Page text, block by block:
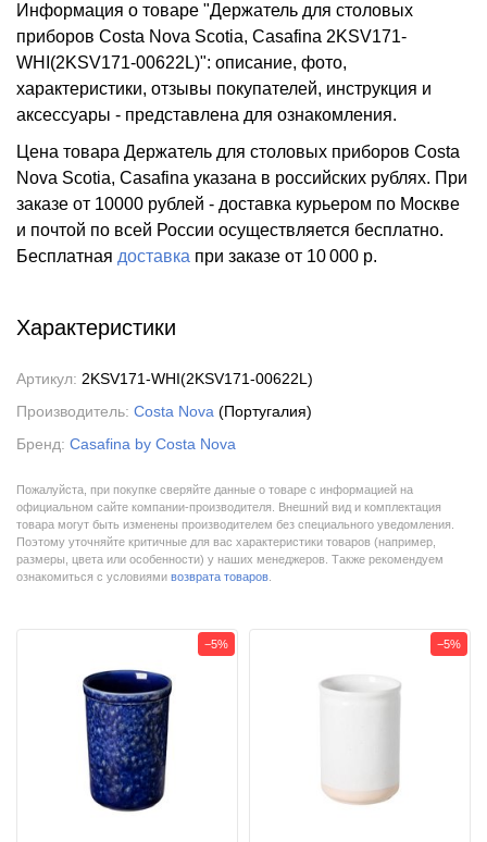
Информация о товаре "Держатель для столовых
приборов Costa Nova Scotia, Casafina 2KSV171-
WHI(2KSV171-00622L)": описание, фото,
характеристики, отзывы покупателей, инструкция и
аксессуары - представлена для ознакомления.
Цена товара Держатель для столовых приборов Costa
Nova Scotia, Casafina указана в российских рублях. При
заказе от 10000 рублей - доставка курьером по Москве
и почтой по всей России осуществляется бесплатно.
Бесплатная доставка при заказе от 10 000 р.
Характеристики
Артикул: 2KSV171-WHI(2KSV171-00622L)
Производитель: Costa Nova (Португалия)
Бренд: Casafina by Costa Nova
Пожалуйста, при покупке сверяйте данные о товаре с информацией на
официальном сайте компании-производителя. Внешний вид и комплектация
товара могут быть изменены производителем без специального уведомления.
Поэтому уточняйте критичные для вас характеристики товаров (например,
размеры, цвета или особенности) у наших менеджеров. Также рекомендуем
ознакомиться с условиями возврата товаров
−5% −5%